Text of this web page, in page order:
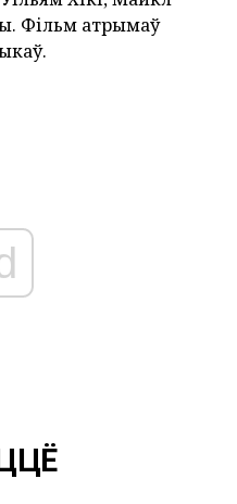
Фільм атрымаў